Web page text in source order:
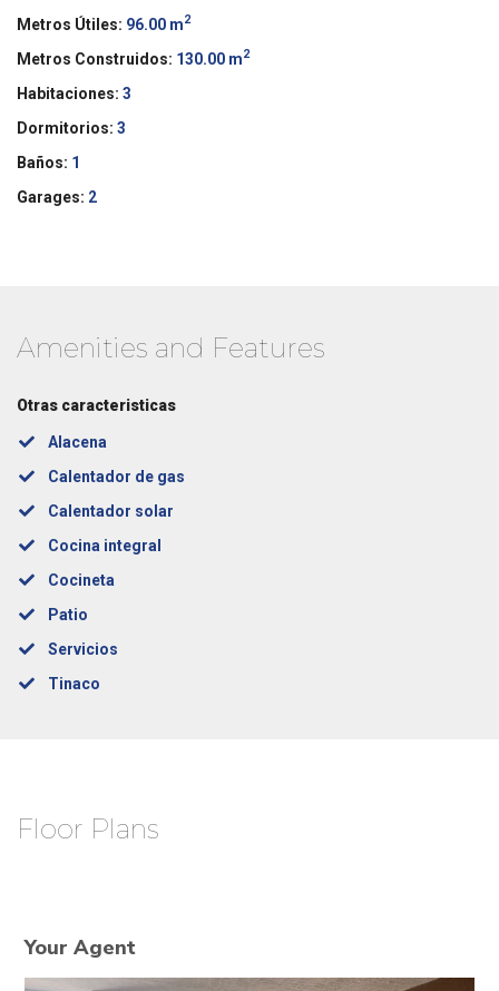
Metros Útiles: 96.00 m2
Metros Construidos: 130.00 m2
Habitaciones: 3
Dormitorios: 3
Baños: 1
Garages: 2
Amenities and Features
Otras caracteristicas
Alacena
Calentador de gas
Calentador solar
Cocina integral
Cocineta
Patio
Servicios
Tinaco
Floor Plans
Your Agent